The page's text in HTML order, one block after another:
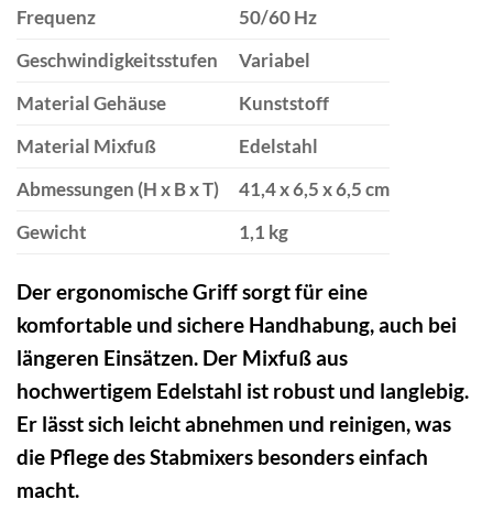
Frequenz
50/60 Hz
Geschwindigkeitsstufen
Variabel
Material Gehäuse
Kunststoff
Material Mixfuß
Edelstahl
Abmessungen (H x B x T)
41,4 x 6,5 x 6,5 cm
Gewicht
1,1 kg
Der ergonomische Griff sorgt für eine
komfortable und sichere Handhabung, auch bei
längeren Einsätzen. Der Mixfuß aus
hochwertigem Edelstahl ist robust und langlebig.
Er lässt sich leicht abnehmen und reinigen, was
die Pflege des Stabmixers besonders einfach
macht.